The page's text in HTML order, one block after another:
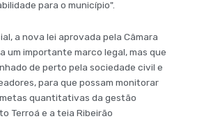
para o município".
a nova lei aprovada pela Câmara
um importante marco legal, mas que
de perto pela sociedade civil e
para que possam monitorar
quantitativas da gestão
Terroá e a teia Ribeirão